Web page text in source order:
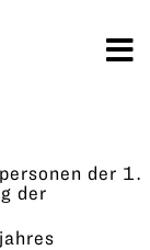
der 1.
der